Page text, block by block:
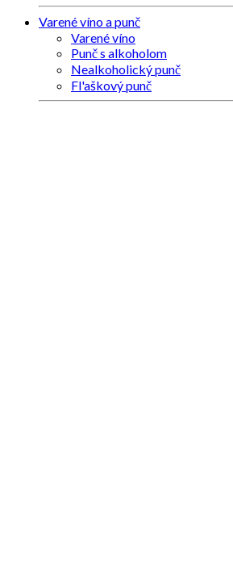
Varené víno a punč
Varené víno
Punč s alkoholom
Nealkoholický punč
Fl'aškový punč